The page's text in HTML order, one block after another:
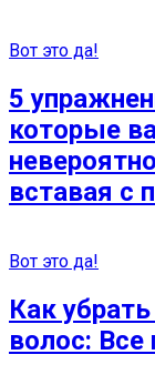
Вот это да!
5
которые
вставая с
Вот это да!
Как
волос: Все